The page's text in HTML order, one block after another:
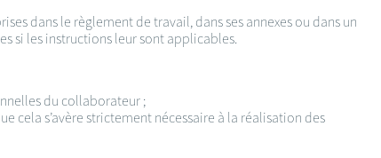
dans le règlement de travail, dans ses annexes ou dans un
si les instructions leur sont applicables.
du collaborateur ;
cela s’avère strictement nécessaire à la réalisation des